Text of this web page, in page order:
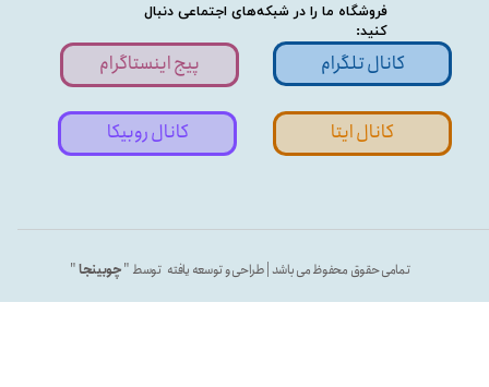
فروشگاه ما را در شبکه‌های اجتماعی دنبال
کنید:
تمامی حقوق محفوظ می باشد | طراحی و توسعه یافته توسط "چوبینجا"
پیج اینستاگرام کانال تلگرام
کانال ایتا کانال روبیکا